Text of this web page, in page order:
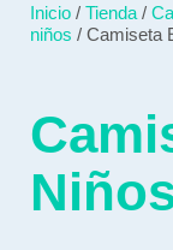
Inicio / Tienda /
niños / Camiseta